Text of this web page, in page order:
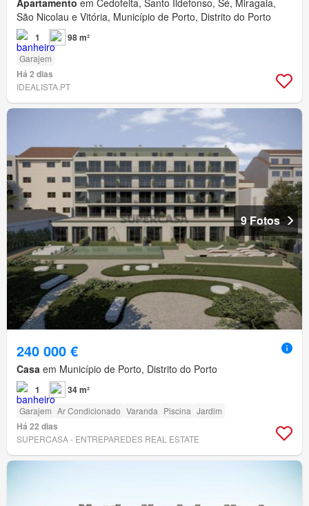
Apartamento em Cedofeita, Santo Ildefonso, Sé, Miragaia,
São Nicolau e Vitória, Município de Porto, Distrito do Porto
1 98 m²
Garajem
Há 2 dias
IDEALISTA.PT
9 Fotos
240 000 €
Casa em Município de Porto, Distrito do Porto
1 34 m²
Garajem Ar Condicionado Varanda Piscina Jardim
Há 22 dias
SUPERCASA - ENTREPAREDES REAL ESTATE